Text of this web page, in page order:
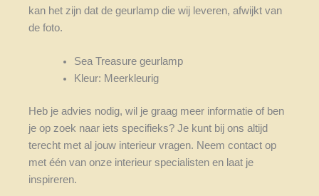
kan het zijn dat de geurlamp die wij leveren, afwijkt van
de foto.
Sea Treasure geurlamp
Kleur: Meerkleurig
Heb je advies nodig, wil je graag meer informatie of ben
je op zoek naar iets specifieks? Je kunt bij ons altijd
terecht met al jouw interieur vragen. Neem contact op
met één van onze interieur specialisten en laat je
inspireren.